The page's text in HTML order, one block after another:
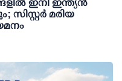
ഇനി ഇന്ത്യൻ
സിസ്റ്റർ മരിയ